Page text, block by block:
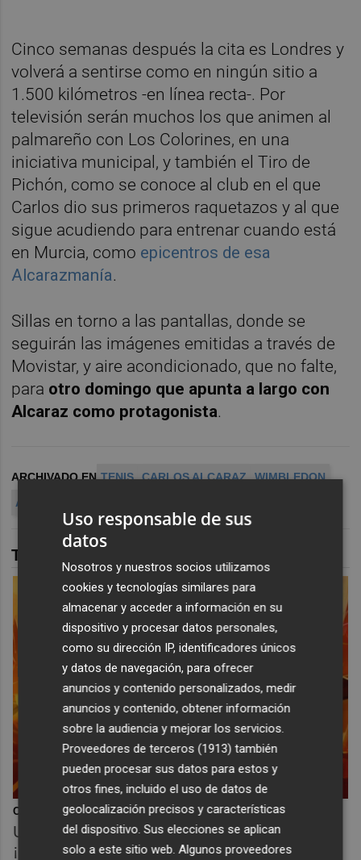
Cinco semanas después la cita es Londres y
volverá a sentirse como en ningún sitio a
1.500 kilómetros -en línea recta-. Por
televisión serán muchos los que animen al
palmareño con Los Colorines, en una
iniciativa municipal, y también el Tiro de
Pichón, como se conoce al club en el que
Carlos dio sus primeros raquetazos y al que
sigue acudiendo para entrenar cuando está
en Murcia, como epicentros de esa
Alcarazmanía.
Sillas en torno a las pantallas, donde se
seguirán las imágenes emitidas a través de
Movistar, y aire acondicionado, que no falte,
para otro domingo que apunta a largo con
Alcaraz como protagonista.
ARCHIVADO EN TENIS CARLOS ALCARAZ
WIMBLEDON
ATP TOUR
TAMBIÉN TE PUEDE INTERESAR
Corepunk MMORPG
Un verdadero MMORPG de la vieja escuela
¡Cómo los de antes, pero mejor!
Uso responsable de sus
datos
Nosotros y nuestros socios utilizamos
cookies y tecnologías similares para
almacenar y acceder a información en su
dispositivo y procesar datos personales,
como su dirección IP, identificadores únicos
y datos de navegación, para ofrecer
anuncios y contenido personalizados, medir
anuncios y contenido, obtener información
sobre la audiencia y mejorar los servicios.
Proveedores de terceros (1913) también
pueden procesar sus datos para estos y
otros fines, incluido el uso de datos de
geolocalización precisos y características
del dispositivo. Sus elecciones se aplican
solo a este sitio web. Algunos proveedores